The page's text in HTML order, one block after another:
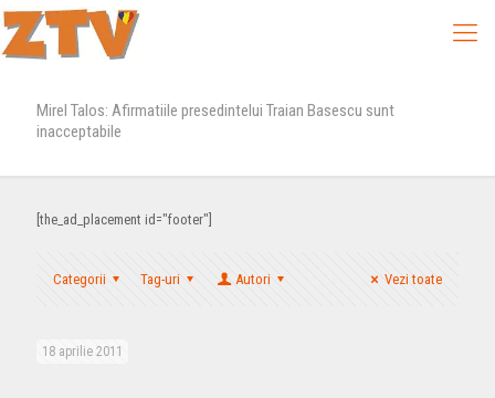
Mirel Talos: Afirmatiile presedintelui Traian Basescu sunt
inacceptabile
[the_ad_placement id="footer"]
Categorii Tag-uri Autori Vezi toate
18 aprilie 2011